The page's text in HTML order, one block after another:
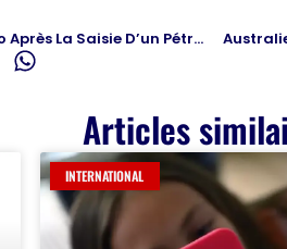
Poutine Apporte Son Soutien À Maduro Après La Saisie D’un Pétrolier
Articles
INTERNATIONAL